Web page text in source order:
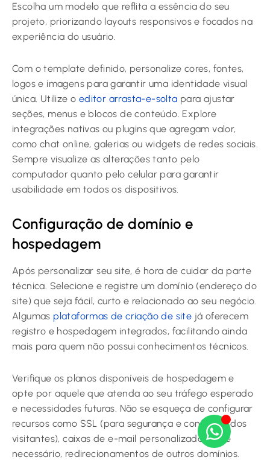
Escolha um modelo que reflita a essência do seu
projeto, priorizando layouts responsivos e focados na
experiência do usuário.
Com o template definido, personalize cores, fontes,
logos e imagens para garantir uma identidade visual
única. Utilize o editor arrasta-e-solta para ajustar
seções, menus e blocos de conteúdo. Explore
integrações nativas ou plugins que agregam valor,
como chat online, galerias ou widgets de redes sociais.
Sempre visualize as alterações tanto pelo
computador quanto pelo celular para garantir
usabilidade em todos os dispositivos.
Configuração de domínio e
hospedagem
Após personalizar seu site, é hora de cuidar da parte
técnica. Selecione e registre um domínio (endereço do
site) que seja fácil, curto e relacionado ao seu negócio.
Algumas plataformas de criação de site já oferecem
registro e hospedagem integrados, facilitando ainda
mais para quem não possui conhecimentos técnicos.
Verifique os planos disponíveis de hospedagem e
opte por aquele que atenda ao seu tráfego esperado
e necessidades futuras. Não se esqueça de configurar
recursos como SSL (para segurança e confiança dos
visitantes), caixas de e-mail personalizadas e, se
necessário, redirecionamentos de outros domínios.